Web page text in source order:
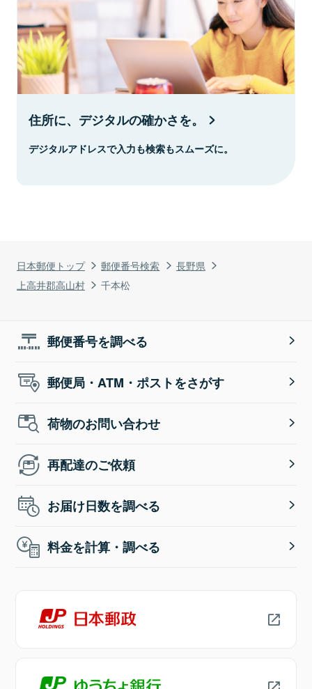
日本郵便トップ 郵便番号検索
長野県
上高井郡高山村
千本松
住所に、デジタルの確かさを。
デジタルアドレスで入力も検索もスムーズに。
郵便番号を調べる
郵便局・ATM・ポストをさがす
荷物のお問い合わせ
再配達のご依頼
お届け日数を調べる
料金を計算・調べる